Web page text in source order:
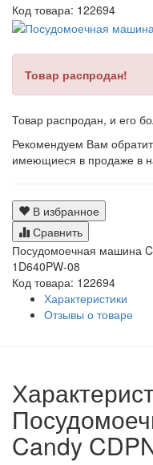
Код товара: 122694
Товар распродан!
Товар распродан, и его
Рекомендуем Вам
имеющиеся в продаже в
В избранное
Сравнить
Посудомоечная машина
1D640PW-08
Код товара: 122694
Характеристики
Отзывы о товаре
Candy